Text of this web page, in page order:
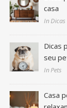
casa
In Dicas
Dicas
seu
In Pets
Casa